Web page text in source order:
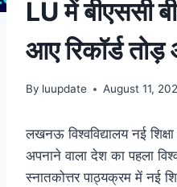
LU में बीएससी
आए रिकॉर्ड
By luupdate August 11,
लखनऊ विश्वविद्यालय नई
अपनाने वाला देश का पहला
स्नातकोत्तर पाठ्यक्रम में नई